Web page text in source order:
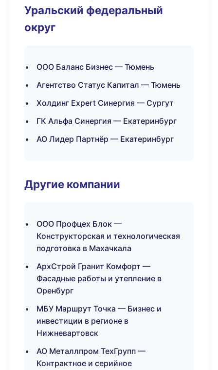
Уральский федеральный
округ
ООО Баланс Бизнес — Тюмень
Агентство Статус Капитал — Тюмень
Холдинг Expert Синергия — Сургут
ГК Альфа Синергия — Екатеринбург
АО Лидер Партнёр — Екатеринбург
Другие компании
ООО Профцех Блок —
Конструкторская и технологическая
подготовка в Махачкала
АрхСтрой Гранит Комфорт —
Фасадные работы и утепление в
Оренбург
МБУ Маршрут Точка — Бизнес и
инвестиции в регионе в
Нижневартовск
АО Металлпром ТехГрупп —
Контрактное и серийное